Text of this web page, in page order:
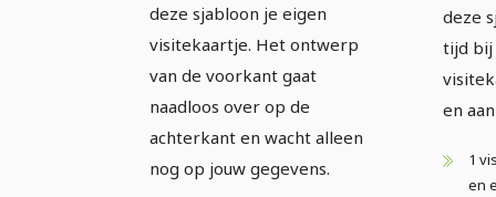
deze sjabloon je eigen
visitekaartje. Het ontwerp
van de voorkant gaat
naadloos over op de
achterkant en wacht alleen
nog op jouw gegevens.
deze
tijd bij
en
1
en